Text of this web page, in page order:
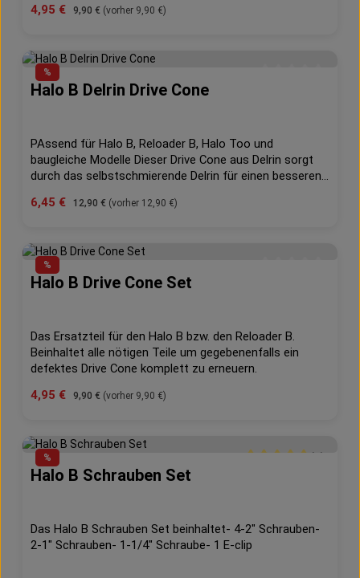
Verkaufspreis:
4,95 € Regulärer Preis:
9,90 € (vorher 9,90 €)
%
Halo B Delrin Drive Cone
PAssend für Halo B, Reloader B, Halo Too und
baugleiche Modelle Dieser Drive Cone aus Delrin sorgt
durch das selbstschmierende Delrin für einen besseren
nahezu unzerstörbar. Nie wieder abbrechende Paddel
Verkaufspreis:
6,45 € Regulärer Preis:
12,90 € (vorher 12,90 €)
%
Halo B Drive Cone Set
Das Ersatzteil für den Halo B bzw. den Reloader B.
Beinhaltet alle nötigen Teile um gegebenenfalls ein
defektes Drive Cone komplett zu erneuern.
Verkaufspreis:
4,95 € Regulärer Preis:
9,90 € (vorher 9,90 €)
% (1)
Halo B Schrauben Set
Das Halo B Schrauben Set beinhaltet- 4-2" Schrauben-
2-1" Schrauben- 1-1/4" Schraube- 1 E-clip